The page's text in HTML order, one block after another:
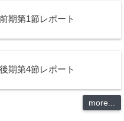
期第1節レポート
期第4節レポート
more...